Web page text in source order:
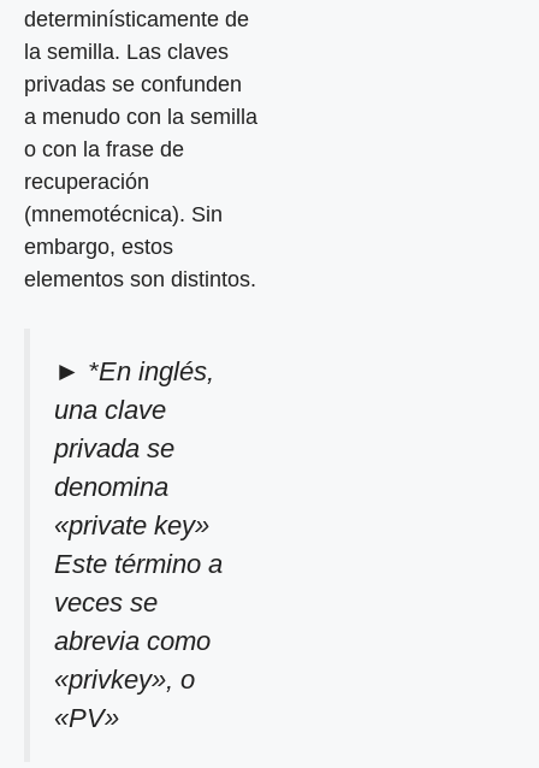
determinísticamente de
la semilla. Las claves
privadas se confunden
a menudo con la semilla
o con la frase de
recuperación
(mnemotécnica). Sin
embargo, estos
elementos son distintos.
► *En inglés,
una clave
privada se
denomina
«private key»
Este término a
veces se
abrevia como
«privkey», o
«PV»